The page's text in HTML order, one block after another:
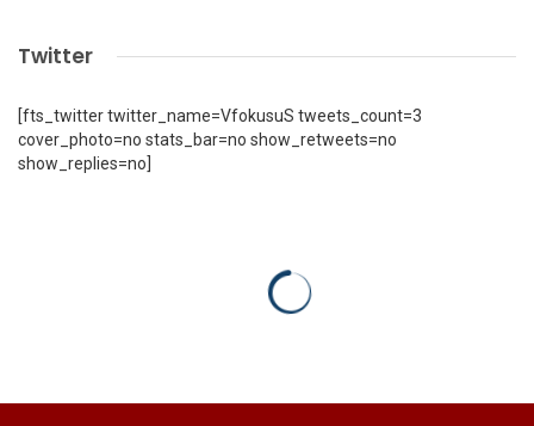
Twitter
[fts_twitter twitter_name=VfokusuS tweets_count=3
cover_photo=no stats_bar=no show_retweets=no
show_replies=no]